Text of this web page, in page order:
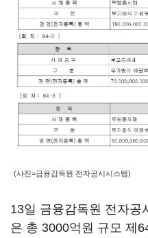
(사진=금융감독원 전자공시시스템)
13일 금융감독원 전자공
은 총 3000억원 규모 제